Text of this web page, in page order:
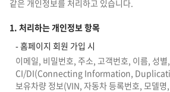
같은 개인정보를 처리하고 있습니다.
1. 처리하는 개인정보 항목
- 홈페이지 회원 가입 시
이메일, 비밀번호, 주소, 고객번호, 이름, 성
CI/DI(Connecting Information,
보유차량 정보(VIN, 자동차 등록번호, 모델명